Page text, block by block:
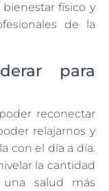
físico y
de la
para
reconectar
relajarnos y
con el día a día.
la cantidad
salud más